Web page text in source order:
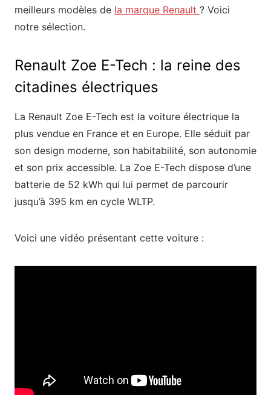
meilleurs modèles de la marque Renault ? Voici
notre sélection.
Renault Zoe E-Tech : la reine des
citadines électriques
La Renault Zoe E-Tech est la voiture électrique la
plus vendue en France et en Europe. Elle séduit par
son design moderne, son habitabilité, son autonomie
et son prix accessible. La Zoe E-Tech dispose d’une
batterie de 52 kWh qui lui permet de parcourir
jusqu’à 395 km en cycle WLTP.
Voici une vidéo présentant cette voiture :